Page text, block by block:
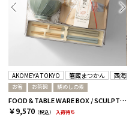
AKOMEYA TOKYO 箸蔵まつかん 西海陶
お箸 お茶碗 鯛めしの素
FOOD＆TABLE WARE BOX / SCULPTURE / 鯛めし+箸 / 浜色＆雲色
￥9,570 （税込） 入荷待ち